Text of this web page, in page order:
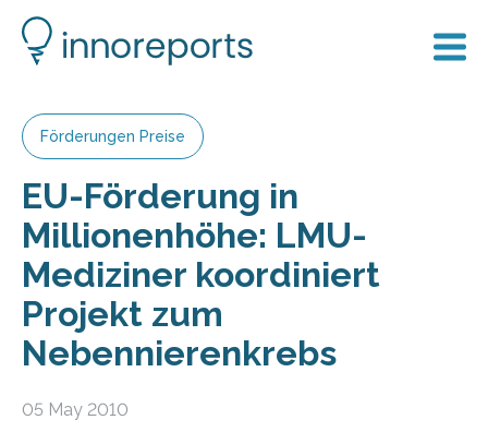
Förderungen Preise
EU-Förderung in
Millionenhöhe: LMU-
Mediziner koordiniert
Projekt zum
Nebennierenkrebs
05 May 2010